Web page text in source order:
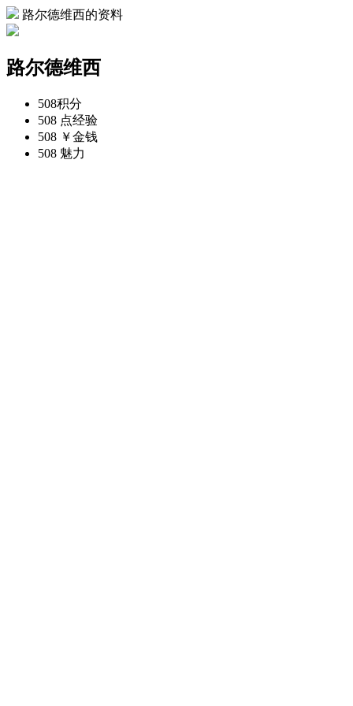
路尔德维西的资料
路尔德维西
508积分
508 点经验
508 ￥金钱
508 魅力